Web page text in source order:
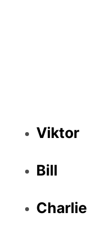
Viktor
Bill
Charlie